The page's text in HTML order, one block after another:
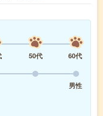
50代
60代
男性